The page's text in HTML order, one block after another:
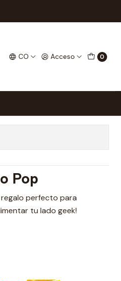
CO Acceso 0
Pop
perfecto para
tu lado geek!